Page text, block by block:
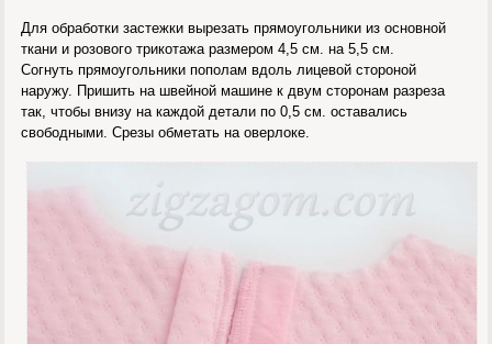
Для обработки застежки вырезать прямоугольники из основной
ткани и розового трикотажа размером 4,5 см. на 5,5 см.
Согнуть прямоугольники пополам вдоль лицевой стороной
наружу. Пришить на швейной машине к двум сторонам разреза
так, чтобы внизу на каждой детали по 0,5 см. оставались
свободными. Срезы обметать на оверлоке.